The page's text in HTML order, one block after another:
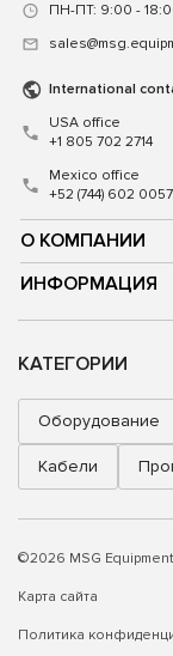
О КОМПАНИИ
ИНФОРМАЦИЯ
ПН-ПТ: 9:00 -
International
USA office
+1 805 702 2714
Mexico office
+52 (744) 602 0057
КАТЕГОРИИ
Оборудование
Кабели
©2026 MSG
Карта сайта
Политика